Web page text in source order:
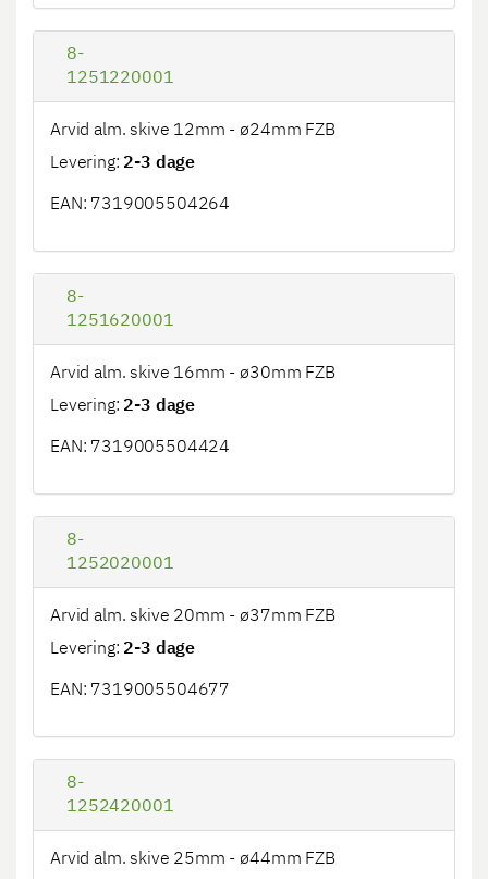
8-
1251220001
Arvid alm. skive 12mm - ø24mm FZB
Levering: 2-3 dage
EAN: 7319005504264
8-
1251620001
Arvid alm. skive 16mm - ø30mm FZB
Levering: 2-3 dage
EAN: 7319005504424
8-
1252020001
Arvid alm. skive 20mm - ø37mm FZB
Levering: 2-3 dage
EAN: 7319005504677
8-
1252420001
Arvid alm. skive 25mm - ø44mm FZB